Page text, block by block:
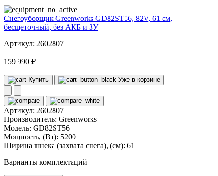
Снегоуборщик Greenworks GD82ST56, 82V, 61 см,
бесщеточный, без АКБ и ЗУ
Артикул: 2602807
159 990 ₽
Купить Уже в корзине
Артикул: 2602807
Производитель: Greenworks
Модель: GD82ST56
Мощность, (Вт): 5200
Ширина шнека (захвата снега), (см): 61
Варианты комплектаций